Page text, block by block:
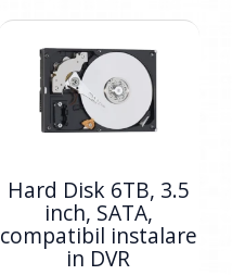
Hard Disk 6TB, 3.5
inch, SATA,
compatibil instalare
in DVR